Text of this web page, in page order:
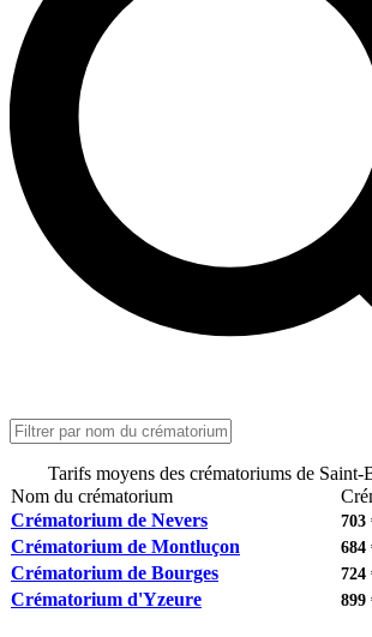
Tarifs moyens des crématoriums de Saint-
Nom du crématorium
Crématorium de Nevers
703
Crématorium de Montluçon 684
Crématorium de Bourges 724
Crématorium d'Yzeure 899